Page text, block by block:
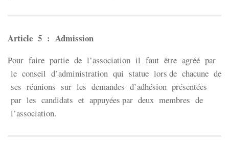
Article 5 : Admission
Pour faire partie de l’association il faut être agréé par
le conseil d’administration qui statue lors de chacune de
ses réunions sur les demandes d’adhésion présentées
par les candidats et appuyées par deux membres de
l’association.